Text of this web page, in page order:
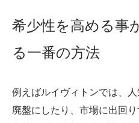
希少性を高める事
る一番の方法
例えばルイヴィトンでは、
廃盤にしたり、市場に出回